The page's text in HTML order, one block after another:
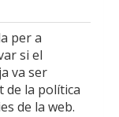
per a
si el
va ser
de la política
de la web.